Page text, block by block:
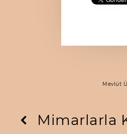
Mevlüt
Mimarlarla